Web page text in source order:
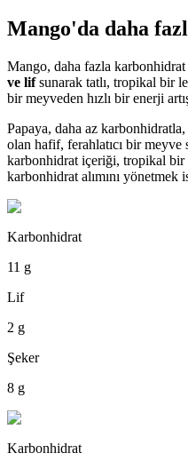
Mango'da daha
Mango, daha fazla
ve lifsunarak tatlı, tropikal bir
bir meyveden hızlı bir enerji
Papaya, daha az
olan hafif, ferahlatıcı bir meyve
karbonhidrat içeriği, tropikal bir
karbonhidrat alımını
Karbonhidrat
11 g
Lif
2 g
Şeker
8 g
Karbonhidrat